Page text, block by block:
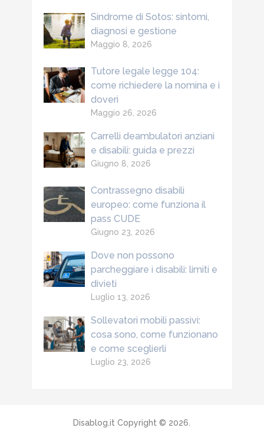
Sindrome di Sotos: sintomi,
diagnosi e gestione
Maggio 8, 2026
Tutore legale legge 104:
come richiedere la nomina e i
doveri
Maggio 26, 2026
Carrelli deambulatori anziani
e disabili: guida e prezzi
Giugno 8, 2026
Contrassegno disabili
europeo: come funziona il
pass CUDE
Giugno 23, 2026
Dove non possono
parcheggiare i disabili: limiti e
divieti
Luglio 13, 2026
Sollevatori mobili passivi:
cosa sono, come funzionano
e come sceglierli
Luglio 23, 2026
Disablog.it Copyright © 2026.